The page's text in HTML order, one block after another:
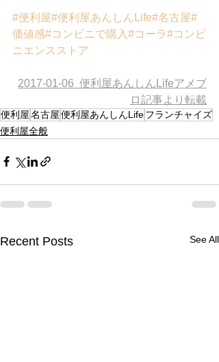
#便利屋#便利屋あんしんLife#名古屋#
価値感#コンビニで購入#コーラ#コンビ
ニエンスストア
2017-01-06  便利屋あんしんLifeアメブ
ロ記事より転載
便利屋名古屋便利屋あんしんLifeフランチャイズ
便利屋全般
Recent Posts See All